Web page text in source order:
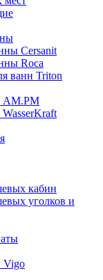
Cersanit
Roca
ванн Triton
AM.PM
кабин
уголков и
Vigo